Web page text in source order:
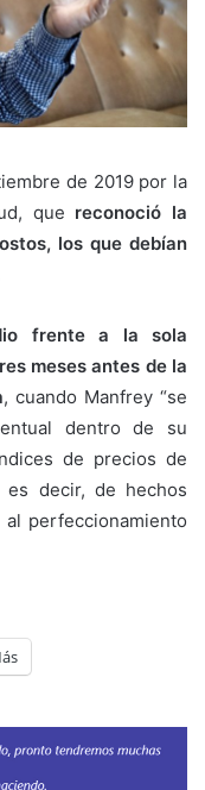
de 2019 por la
que reconoció la
los que debían
frente a la sola
meses antes de la
, cuando Manfrey “se
dentro de su
de precios de
decir, de hechos
perfeccionamiento